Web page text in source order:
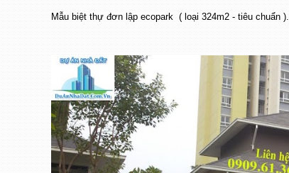
Mẫu biệt thự đơn lập ecopark ( loại 324m2 - tiêu chuẩn ).